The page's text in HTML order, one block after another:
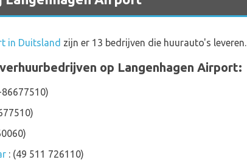
in Duitsland zijn er 13 bedrijven die huurauto's leveren.
op Langenhagen Airport:
86677510)
: (49 511 726110)